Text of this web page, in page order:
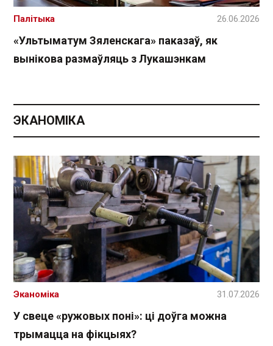
«Ультыматум Зяленскага» паказаў, як
вынікова размаўляць з Лукашэнкам
Палітыка 26.06.2026
ЭКАНОМІКА
У свеце «ружовых поні»: ці доўга можна
трымацца на фікцыях?
Эканоміка 31.07.2026